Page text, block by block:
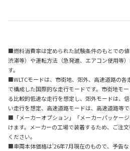
■燃料消費率は定められた試験条件のもとでの値
渋滞等）や運転方法（急発進、エアコン使用等
す。
■WLTCモードは、市街地、郊外、高速道路の
で構成した国際的な走行モードです。市街地モ
る比較的低速な走行を想定し、郊外モードは、
い走行を想定、高速道路モードは、高速道路等で
■「メーカーオプション」「メーカーパッケー
けます。メーカーの工場で装着するため、ご注
ください。
■車両本体価格は'26年7月現在のもので、予告な